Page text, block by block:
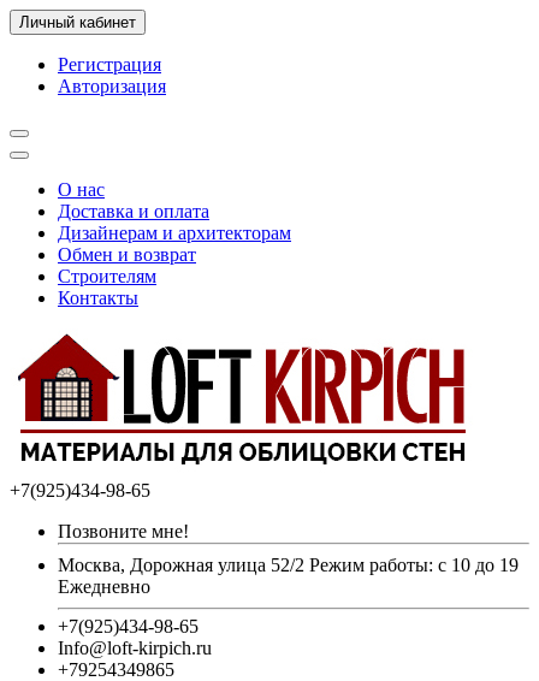
Личный кабинет
Регистрация
Авторизация
О нас
Доставка и оплата
Дизайнерам и архитекторам
Обмен и возврат
Строителям
Контакты
+7(925)434-98-65
Позвоните мне!
Москва, Дорожная улица 52/2 Режим работы: с 10 до 19
Ежедневно
+7(925)434-98-65
Info@loft-kirpich.ru
+79254349865